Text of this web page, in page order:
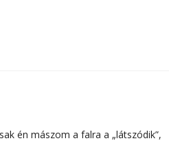
én mászom a falra a „látszódik”,